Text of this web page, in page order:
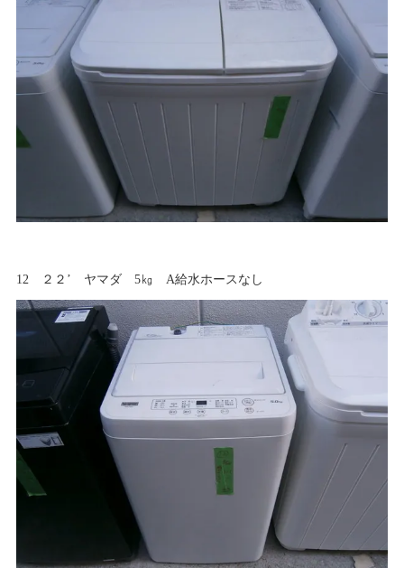
12 ２２’ ヤマダ 5㎏ A給水ホースなし